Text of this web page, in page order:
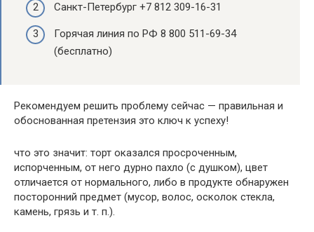
Санкт-Петербург +7 812 309-16-31
Горячая линия по РФ 8 800 511-69-34
(бесплатно)
Рекомендуем решить проблему сейчас — правильная и
обоснованная претензия это ключ к успеху!
что это значит: торт оказался просроченным,
испорченным, от него дурно пахло (с душком), цвет
отличается от нормального, либо в продукте обнаружен
посторонний предмет (мусор, волос, осколок стекла,
камень, грязь и т. п.).